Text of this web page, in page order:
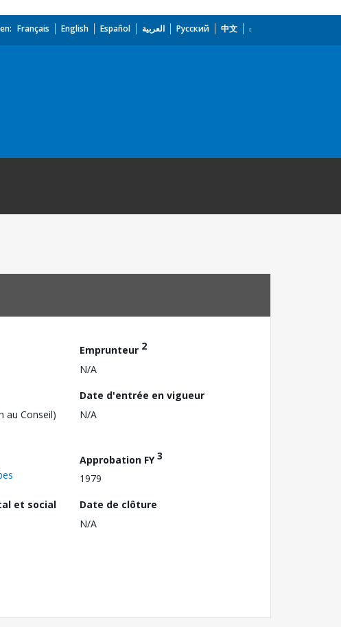
Français English Español العربية Русский 中文
Emprunteur 2
N/A
au Conseil)
Date d'entrée en vigueur
N/A
Approbation FY3
1979
et social
Date de clôture
N/A